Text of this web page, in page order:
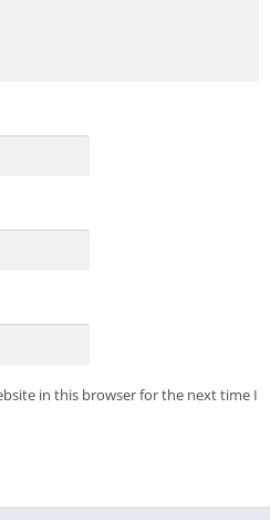
in this browser for the next time I